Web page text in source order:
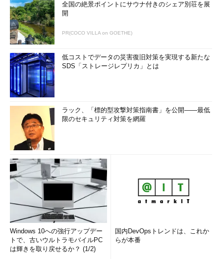
［Ｄ］
デバイス ドライバの検索方法の指定
なドライバを自動的に検索する［デバイスに最適
なドライバを検索する］が選択されているので、
下の（1）［このデバイスの既知の～］を選択し、
［次へ］ボタンをクリックする。
［Ｅ］このボタンをクリックする。→
当初は、ソフトウェアで最適なドライバを検索する［デバイス
に最適なドライバを検索する］が選択されているので、これを
［このデバイスの既知の～］に変更して［次へ］ボタンをクリッ
クする。
［Ｅ］
全国の絶景ポイントにサウナ付きのシェア別荘を展
開
PR(COCO VILLA on GOETHE)
低コストでデータの災害復旧対策を実現する新たな
SDS「ストレージレプリカ」とは
ラック、「標的型攻撃対策指南書」を公開――最低
限のセキュリティ対策を網羅
Windows 10への強行アップデー
トで、古いウルトラモバイルPC
は輝きを取り戻せるか？ (1/2)
国内DevOpsトレンドは、これか
らが本番